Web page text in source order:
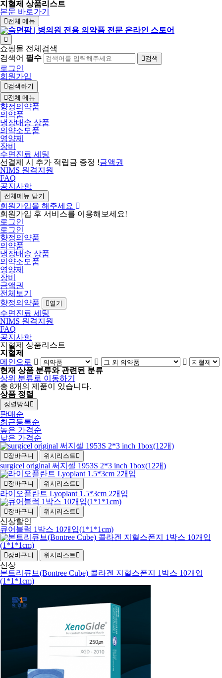
지혈제 상품리스트
본문 바로가기
전체 메뉴
쇼핑몰 전체검색
검색어 필수 검색
로그인
회원가입
검색하기
전체 메뉴
향정의약품
의약품
냉장배송 상품
의약소모품
영양제
장비
수면진료 세팅
선결제 시 추가 적립금 증정 !금액권
NIMS 원격지원
FAQ
공지사항
전체메뉴 닫기
회원가입을 해주세요
회원가입 후 서비스를 이용해보세요!
로그인
로그인
향정의약품
의약품
냉장배송 상품
의약소모품
영양제
장비
금액권
전체보기
향정의약품
열기
수면진료 세팅
NIMS 원격지원
FAQ
공지사항
지혈제 상품리스트
지혈제
메인으로
현재 상품 분류와 관련된 분류
상위 분류로 이동하기
총 8개의 제품이 있습니다.
상품 정렬
정렬방식
판매순
최근등록순
높은 가격순
낮은 가격순
장바구니 위시리스트
surgicel original 써지셀 1953S 2*3 inch 1box(12개)
장바구니 위시리스트
라이오플란트 Lyoplant 1.5*3cm 2개입
장바구니 위시리스트
신상할인
큐어블럭 1박스 10개입(1*1*1cm)
장바구니 위시리스트
신상
본트리큐브(Bontree Cube) 콜라겐 지혈스폰지 1박스 10개입
(1*1*1cm)